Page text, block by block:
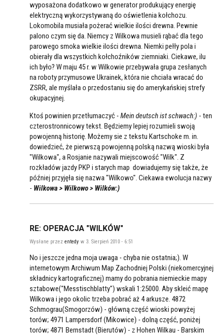
wyposażona dodatkowo w generator produkujący energię
elektryczną wykorzystywaną do oświetlenia kołchozu.
Lokomobila musiała pożerać wielkie ilości drewna. Pewnie
palono czym się da. Niemcy z Wilkowa musieli rąbać dla tego
parowego smoka wielkie ilości drewna. Niemki pełły pola i
obierały dla wszystkich kołchoźników ziemniaki. Ciekawe, ilu
ich było? W maju 45 r. w Wilkowie przebywała grupa zesłanych
na roboty przymusowe Ukrainek, która nie chciała wracać do
ZSRR, ale myślała o przedostaniu się do amerykańskiej strefy
okupacyjnej.
Ktoś powinien przetłumaczyć - Mein deutsch ist schwach:) - ten
czterostronnicowy tekst. Będziemy lepiej rozumieli swoją
powojenną historię. Możemy sie z tekstu Kartschoke m. in.
dowiedzieć, że pierwszą powojenną polską nazwą wioski była
"Wilkowa", a Rosjanie nazywali miejscowość "Wilk". Z
rozkładów jazdy PKP i starych map dowiadujemy się także, że
później przyjęła się nazwa "Wilkowo". Ciekawa ewolucja nazwy
- Wilkowa > Wilkowo > Wilków:)
RE: OPERACJA "WILKÓW"
Wysłane przez entedy w 3. Sierpień 2010 - 6:51
No i jeszcze jedna moja uwaga - chyba nie ostatnia;). W
internetowym Archiwum Map Zachodniej Polski (niekomercyjnej
składnicy kartograficznej) mamy do pobrania niemieckie mapy
sztabowe("Messtischblatty") wskali 1:25000. Aby skleić mapę
Wilkowa i jego okolic trzeba pobrać aż 4 arkusze. 4872
Schmograu(Smogorzów) - główną część wioski powyżej
torów; 4971 Lampersdorf (Mikowice) - dolną część, poniżej
torów; 4871 Bernstadt (Bierutów) - z Hohen Wilkau - Barskim